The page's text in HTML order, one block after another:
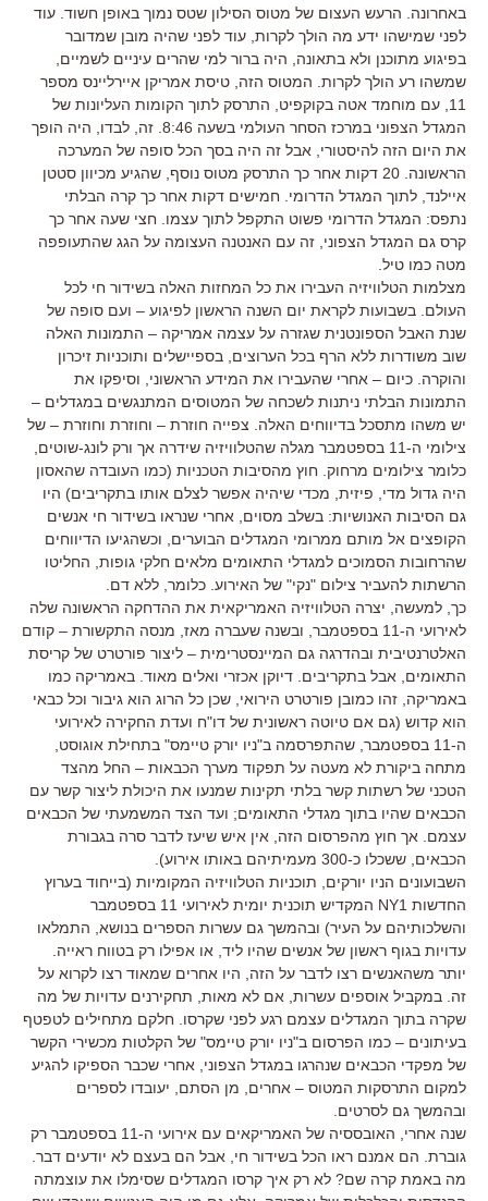
באחרונה. הרעש העצום של מטוס הסילון שטס נמוך באופן חשוד. עוד
לפני שמישהו ידע מה הולך לקרות, עוד לפני שהיה מובן שמדובר
בפיגוע מתוכנן ולא בתאונה, היה ברור למי שהרים עיניים לשמיים,
שמשהו רע הולך לקרות. המטוס הזה, טיסת אמריקן איירליינס מספר
11, עם מוחמד אטה בקוקפיט, התרסק לתוך הקומות העליונות של
המגדל הצפוני במרכז הסחר העולמי בשעה 8:46. זה, לבדו, היה הופך
את היום הזה להיסטורי, אבל זה היה בסך הכל סופה של המערכה
הראשונה. 20 דקות אחר כך התרסק מטוס נוסף, שהגיע מכיוון סטטן
איילנד, לתוך המגדל הדרומי. חמישים דקות אחר כך קרה הבלתי
נתפס: המגדל הדרומי פשוט התקפל לתוך עצמו. חצי שעה אחר כך
קרס גם המגדל הצפוני, זה עם האנטנה העצומה על הגג שהתעופפה
מטה כמו טיל.
מצלמות הטלוויזיה העבירו את כל המחזות האלה בשידור חי לכל
העולם. בשבועות לקראת יום השנה הראשון לפיגוע – ועם סופה של
שנת האבל הספונטנית שגזרה על עצמה אמריקה – התמונות האלה
שוב משודרות ללא הרף בכל הערוצים, בספיישלים ותוכניות זיכרון
והוקרה. כיום – אחרי שהעבירו את המידע הראשוני, וסיפקו את
התמונות הבלתי ניתנות לשכחה של המטוסים המתנגשים במגדלים –
יש משהו מתסכל בדיווחים האלה. צפייה חוזרת – וחוזרת וחוזרת – של
צילומי ה-11 בספטמבר מגלה שהטלוויזיה שידרה אך ורק לונג-שוטים,
כלומר צילומים מרחוק. חוץ מהסיבות הטכניות (כמו העובדה שהאסון
היה גדול מדי, פיזית, מכדי שיהיה אפשר לצלם אותו בתקריבים) היו
גם הסיבות האנושיות: בשלב מסוים, אחרי שנראו בשידור חי אנשים
הקופצים אל מותם ממרומי המגדלים הבוערים, וכשהגיעו הדיווחים
שהרחובות הסמוכים למגדלי התאומים מלאים חלקי גופות, החליטו
הרשתות להעביר צילום "נקי" של האירוע. כלומר, ללא דם.
כך, למעשה, יצרה הטלוויזיה האמריקאית את ההדחקה הראשונה שלה
לאירועי ה-11 בספטמבר, ובשנה שעברה מאז, מנסה התקשורת – קודם
האלטרנטיבית ובהדרגה גם המיינסטרימית – ליצור פורטרט של קריסת
התאומים, אבל בתקריבים. דיוקן אכזרי ואלים מאוד. באמריקה כמו
באמריקה, זהו כמובן פורטרט הירואי, שכן כל הרוג הוא גיבור וכל כבאי
הוא קדוש (גם אם טיוטה ראשונית של דו"ח ועדת החקירה לאירועי
ה-11 בספטמבר, שהתפרסמה ב"ניו יורק טיימס" בתחילת אוגוסט,
מתחה ביקורת לא מעטה על תפקוד מערך הכבאות – החל מהצד
הטכני של רשתות קשר בלתי תקינות שמנעו את היכולת ליצור קשר עם
הכבאים שהיו בתוך מגדלי התאומים; ועד הצד המשמעתי של הכבאים
עצמם. אך חוץ מהפרסום הזה, אין איש שיעז לדבר סרה בגבורת
הכבאים, ששכלו כ-300 מעמיתיהם באותו אירוע).
השבועונים הניו יורקים, תוכניות הטלוויזיה המקומיות (בייחוד בערוץ
החדשות NY1 המקדיש תוכנית יומית לאירועי 11 בספטמבר
והשלכותיהם על העיר) ובהמשך גם עשרות הספרים בנושא, התמלאו
עדויות בגוף ראשון של אנשים שהיו ליד, או אפילו רק בטווח ראייה.
יותר משהאנשים רצו לדבר על הזה, היו אחרים שמאוד רצו לקרוא על
זה. במקביל אוספים עשרות, אם לא מאות, תחקירנים עדויות של מה
שקרה בתוך המגדלים עצמם רגע לפני שקרסו. חלקם מתחילים לטפטף
בעיתונים – כמו הפרסום ב"ניו יורק טיימס" של הקלטות מכשירי הקשר
של מפקדי הכבאים שנהרגו במגדל הצפוני, אחרי שכבר הספיקו להגיע
למקום התרסקות המטוס – אחרים, מן הסתם, יעובדו לספרים
ובהמשך גם לסרטים.
שנה אחרי, האובססיה של האמריקאים עם אירועי ה-11 בספטמבר רק
גוברת. הם אמנם ראו הכל בשידור חי, אבל הם בעצם לא יודעים דבר.
מה באמת קרה שם? לא רק איך קרסו המגדלים שסימלו את עוצמתה